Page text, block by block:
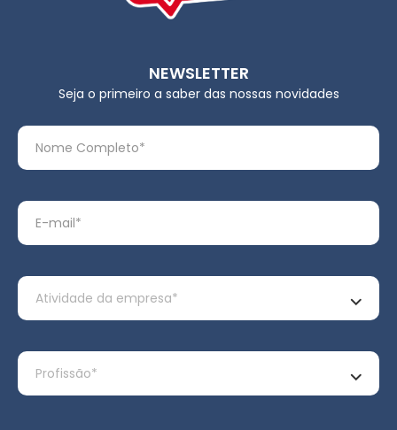
NEWSLETTER
Seja o primeiro a saber das nossas novidades